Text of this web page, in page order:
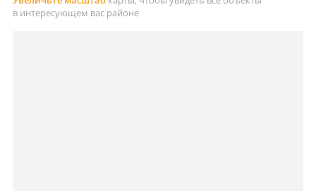
в интересующем вас районе